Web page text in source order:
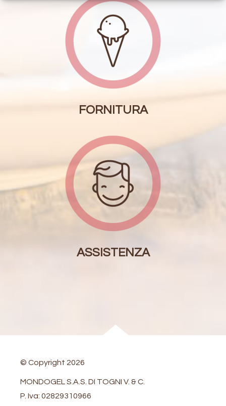
FORNITURA
ASSISTENZA
© Copyright 2026
MONDOGEL S.A.S. DI TOGNI V. & C.
P. Iva: 02829310966